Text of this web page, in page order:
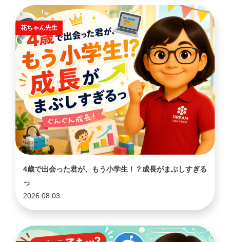
4歳で出会った君が、もう小学生！？成長がまぶしすぎる
っ
2026.08.03
花ちゃん先生